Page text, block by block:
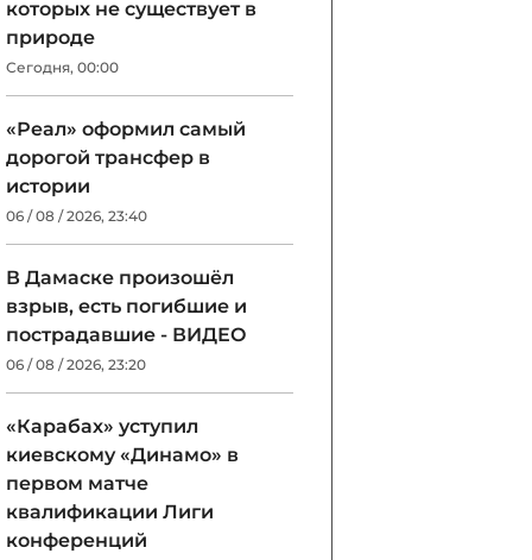
которых не существует в
природе
Сегодня, 00:00
«Реал» оформил самый
дорогой трансфер в
истории
06 / 08 / 2026, 23:40
В Дамаске произошёл
взрыв, есть погибшие и
пострадавшие - ВИДЕО
06 / 08 / 2026, 23:20
«Карабах» уступил
киевскому «Динамо» в
первом матче
квалификации Лиги
конференций